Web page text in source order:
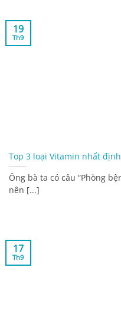
Top 3 loại Vitamin nhất
Ông bà ta có câu “Phòng
nên [...]
19
Th9
17
Th9